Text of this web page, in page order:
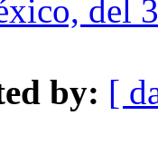
del
by: [